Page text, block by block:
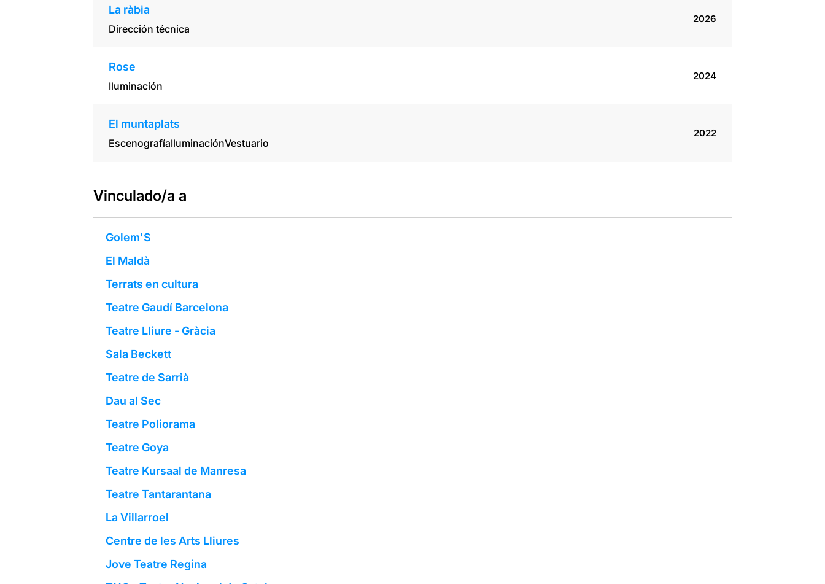
La ràbia
Dirección técnica
2026
Rose
Iluminación
2024
El muntaplats
EscenografíaIluminaciónVestuario
2022
Vinculado/a a
Golem'S
El Maldà
Terrats en cultura
Teatre Gaudí Barcelona
Teatre Lliure - Gràcia
Sala Beckett
Teatre de Sarrià
Dau al Sec
Teatre Poliorama
Teatre Goya
Teatre Kursaal de Manresa
Teatre Tantarantana
La Villarroel
Centre de les Arts Lliures
Jove Teatre Regina